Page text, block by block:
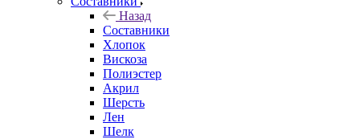
Назад
Составники
Хлопок
Вискоза
Полиэстер
Акрил
Шерсть
Лен
Шелк